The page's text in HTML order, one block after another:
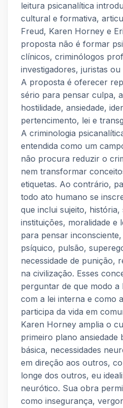
leitura psicanalítica
cultural e formativa,
Freud, Karen Horney e
proposta não é formar
clínicos, criminólogos
investigadores, juristas
A proposta é oferecer
sério para pensar culpa,
hostilidade, ansiedade,
pertencimento, lei e
A criminologia
entendida como um
não procura reduzir o
nem transformar
etiquetas. Ao contrário,
todo ato humano se
que inclui sujeito, história,
instituições, moralidade e
para pensar
psíquico, pulsão,
necessidade de punição,
na civilização. Esses
perguntar de que modo a
com a lei interna e como
participa da vida em
Karen Horney amplia o
primeiro plano ansiedade
básica, necessidades
em direção aos outros,
longe dos outros, eu
neurótico. Sua obra
como insegurança,